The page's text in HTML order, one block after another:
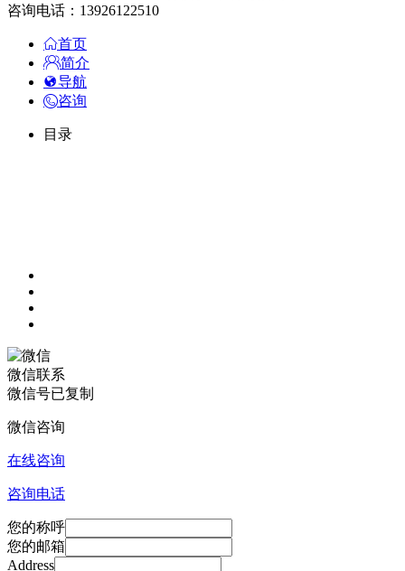
咨询电话：13926122510
首页
简介
导航
咨询
目录
微信联系
微信号已复制
微信咨询
在线咨询
咨询电话
您的称呼
您的邮箱
Address